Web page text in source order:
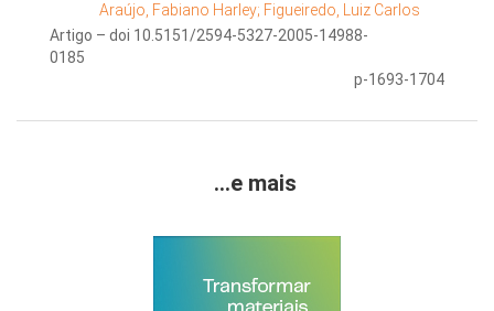
Araújo, Fabiano Harley; Figueiredo, Luiz Carlos
Artigo – doi 10.5151/2594-5327-2005-14988-
0185
p-1693-1704
...e mais